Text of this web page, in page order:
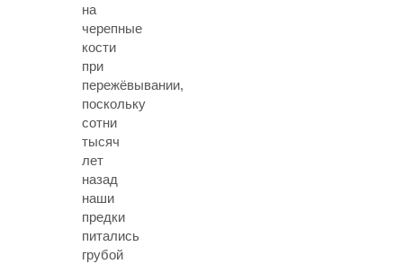
на
черепные
кости
при
пережёвывании,
поскольку
сотни
тысяч
лет
назад
наши
предки
питались
грубой